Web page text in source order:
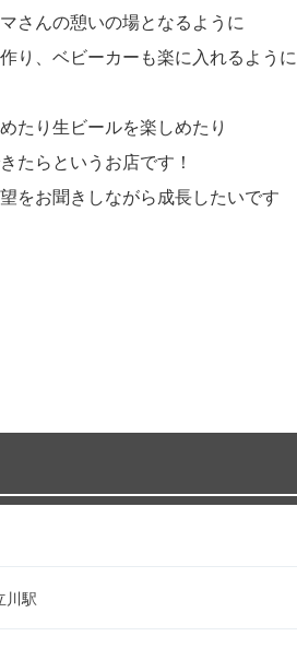
さんの憩いの場となるように
り、ベビーカーも楽に入れるように
たり生ビールを楽しめたり
たらというお店です！
をお聞きしながら成長したいです
川駅